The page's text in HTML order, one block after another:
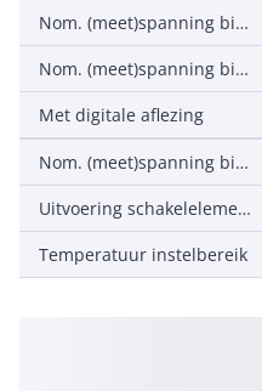
Nom. (meet)spanning bij DC
Nom. (meet)spanning bij AC 50 Hz
Met digitale aflezing
Nom. (meet)spanning bij AC 60 Hz
Uitvoering schakelelement
Temperatuur instelbereik